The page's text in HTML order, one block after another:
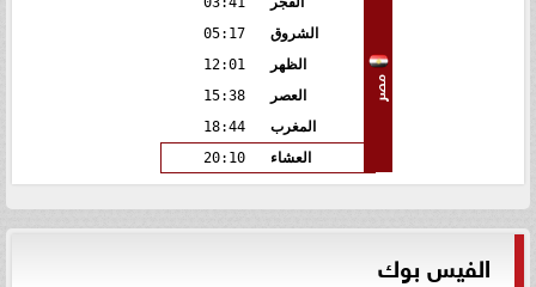
مصر
الشروق
05:17
الظهر
12:01
العصر
15:38
المغرب
18:44
العشاء
20:10
الفيس بوك